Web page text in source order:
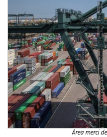
Area merci